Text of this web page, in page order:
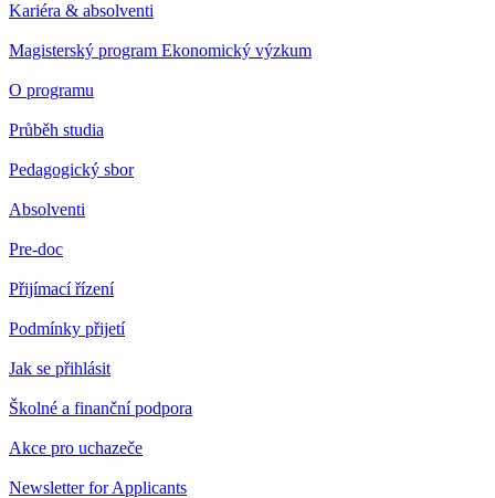
Kariéra & absolventi
Magisterský program Ekonomický výzkum
O programu
Průběh studia
Pedagogický sbor
Absolventi
Pre-doc
Přijímací řízení
Podmínky přijetí
Jak se přihlásit
Školné a finanční podpora
Akce pro uchazeče
Newsletter for Applicants